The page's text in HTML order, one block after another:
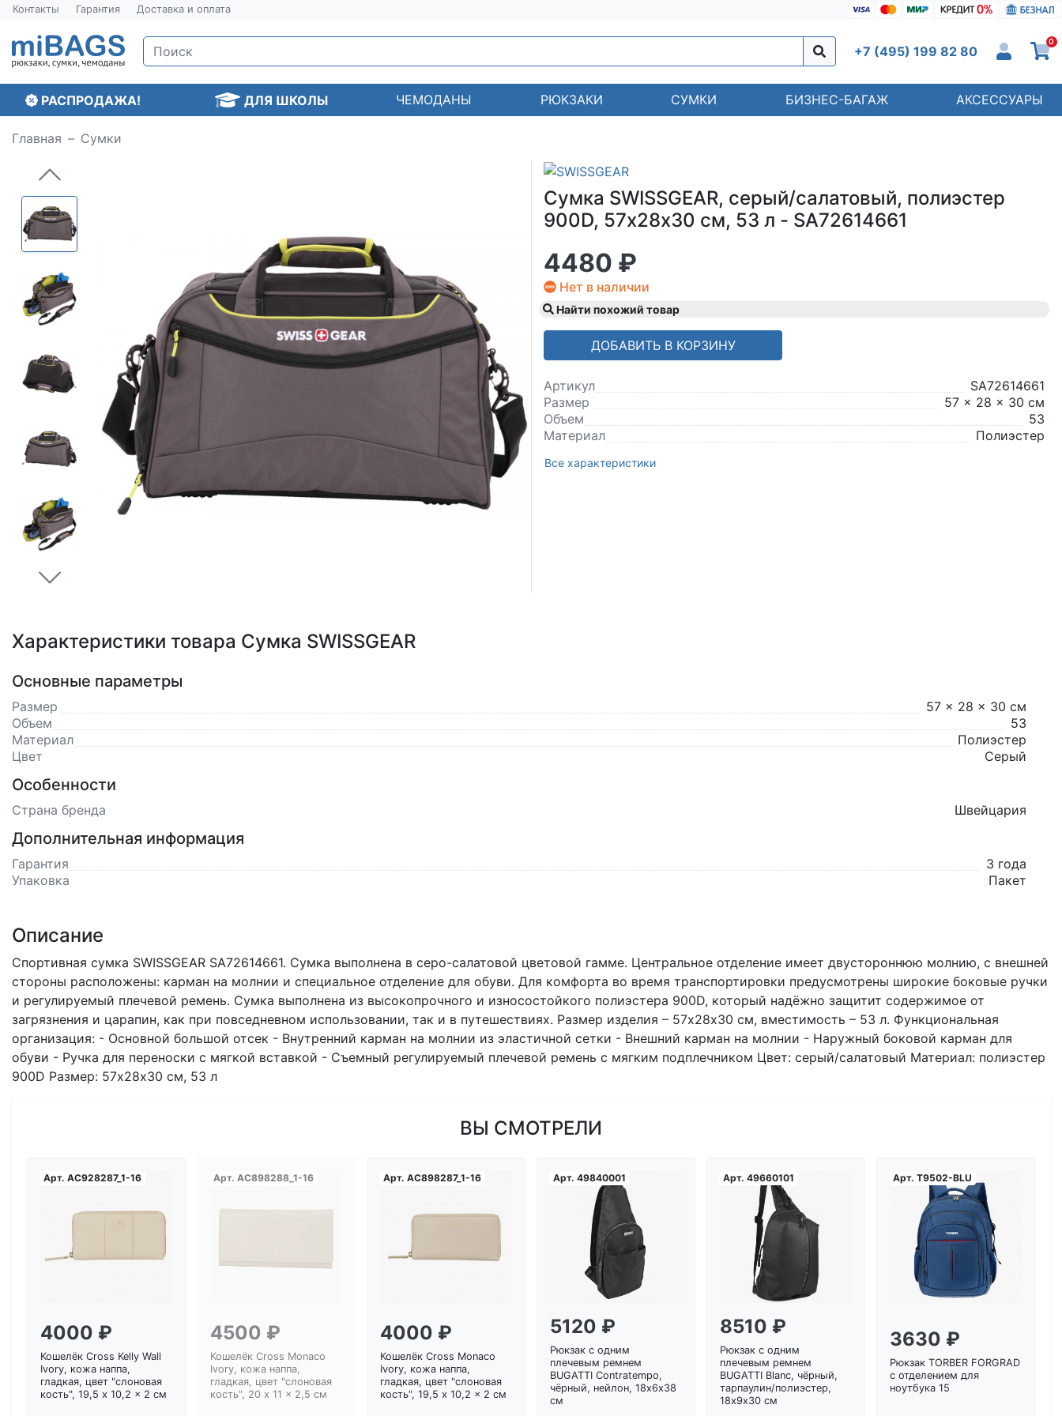
Контакты Гарантия Доставка и оплата
+7 (495) 199 82 80
0
РАСПРОДАЖА! ДЛЯ ШКОЛЫ ЧЕМОДАНЫ РЮКЗАКИ СУМКИ БИЗНЕС-БАГАЖ АКСЕССУАРЫ
Главная Сумки
Loading...
Сумка SWISSGEAR, серый/салатовый, полиэстер
900D, 57х28х30 см, 53 л - SA72614661
4480 ₽
Нет в наличии
Найти похожий товар
ДОБАВИТЬ В КОРЗИНУ
Артикул
SA72614661
Размер
57 x 28 x 30 см
Объем
53
Материал
Полиэстер
Все характеристики
Характеристики товара Сумка SWISSGEAR
Основные параметры
Размер
57 x 28 x 30 см
Объем
53
Материал
Полиэстер
Цвет
Серый
Особенности
Страна бренда Швейцария
Дополнительная информация
Гарантия
3 года
Упаковка
Пакет
Описание
Спортивная сумка SWISSGEAR SA72614661. Сумка выполнена в серо-салатовой цветовой гамме. Центральное отделение имеет двустороннюю молнию, с внешней
стороны расположены: карман на молнии и специальное отделение для обуви. Для комфорта во время транспортировки предусмотрены широкие боковые ручки
и регулируемый плечевой ремень. Сумка выполнена из высокопрочного и износостойкого полиэстера 900D, который надёжно защитит содержимое от
загрязнения и царапин, как при повседневном использовании, так и в путешествиях. Размер изделия – 57х28х30 см, вместимость – 53 л. Функциональная
организация: - Основной большой отсек - Внутренний карман на молнии из эластичной сетки - Внешний карман на молнии - Наружный боковой карман для
обуви - Ручка для переноски с мягкой вставкой - Съемный регулируемый плечевой ремень с мягким подплечником Цвет: серый/салатовый Материал: полиэстер
900D Размер: 57х28х30 см, 53 л
ВЫ СМОТРЕЛИ
Арт. AC928287_1-16
4000 ₽
Кошелёк Cross Kelly Wall
Ivory, кожа наппа,
гладкая, цвет "слоновая
кость", 19,5 x 10,2 x 2 см
Арт. AC898288_1-16
4500 ₽
Кошелёк Cross Monaco
Ivory, кожа наппа,
гладкая, цвет "слоновая
кость", 20 x 11 x 2,5 см
Арт. AC898287_1-16
4000 ₽
Кошелёк Cross Monaco
Ivory, кожа наппа,
гладкая, цвет "слоновая
кость", 19,5 x 10,2 x 2 см
Арт. 49840001
Загрузка...
5120 ₽
Рюкзак с одним
плечевым ремнем
BUGATTI Contratempo,
чёрный, нейлон, 18х6х38
см
Арт. 49660101
Загрузка...
8510 ₽
Рюкзак с одним
плечевым ремнем
BUGATTI Blanc, чёрный,
тарпаулин/полиэстер,
18х9х30 см
Арт. T9502-BLU
Загрузка...
3630 ₽
Рюкзак TORBER FORGRAD
с отделением для
ноутбука 15